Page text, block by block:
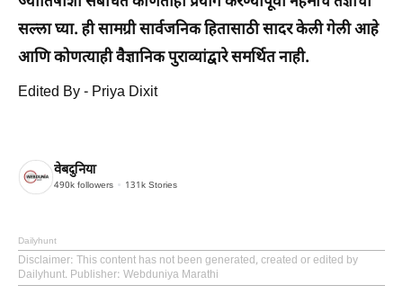
सल्ला घ्या. ही सामग्री सार्वजनिक हितासाठी सादर केली गेली आहे
आणि कोणत्याही वैज्ञानिक पुराव्यांद्वारे समर्थित नाही.
Edited By - Priya Dixit
वेबदुनिया
490k followers 131k Stories
Dailyhunt
Disclaimer: This content has not been generated, created or edited by
Dailyhunt. Publisher: Webduniya Marathi